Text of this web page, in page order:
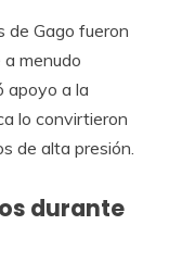
de Gago fueron
menudo
apoyo a la
lo convirtieron
de alta presión.
durante